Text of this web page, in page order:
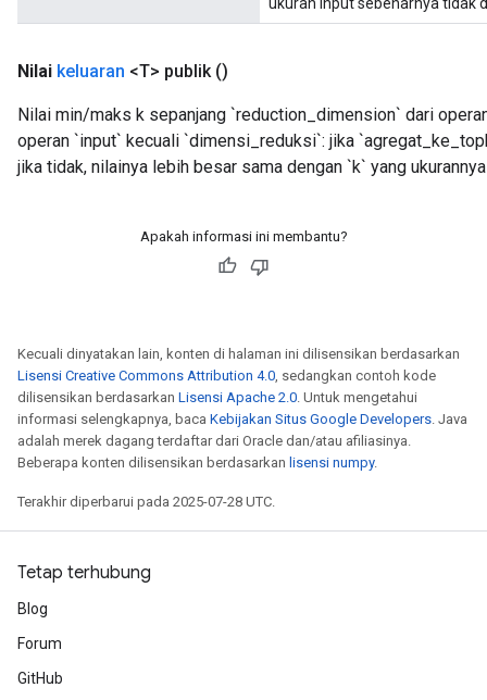
Nilai keluaran <T> publik ()
Nilai min/maks k sepanjang `reduction_dimension` dari
operan `input` kecuali `dimensi_reduksi`: jika
jika tidak, nilainya lebih besar sama dengan `k` yang
Apakah informasi ini membantu?
Kecuali dinyatakan lain, konten di halaman ini dilisensikan berdasarkan
Lisensi Creative Commons Attribution 4.0, sedangkan contoh kode
dilisensikan berdasarkan Lisensi Apache 2.0. Untuk mengetahui
informasi selengkapnya, baca Kebijakan Situs Google Developers. Java
adalah merek dagang terdaftar dari Oracle dan/atau afiliasinya.
Beberapa konten dilisensikan berdasarkan lisensi numpy.
Terakhir diperbarui pada 2025-07-28 UTC.
Tetap terhubung
Blog
Forum
GitHub